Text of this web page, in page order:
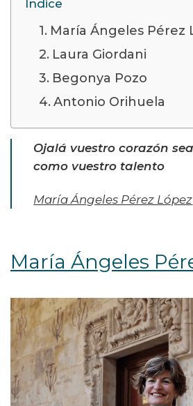
Índice
María Ángeles Pérez
Laura Giordani
Begonya Pozo
Antonio Orihuela
Ojalá vuestro corazón
como vuestro talento
María Ángeles Pérez López
María Ángeles